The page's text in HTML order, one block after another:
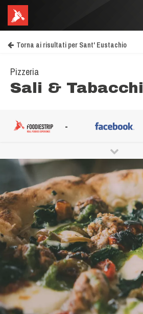
Torna ai risultati per Sant' Eustachio
Pizzeria
Sali & Tabacchi
-